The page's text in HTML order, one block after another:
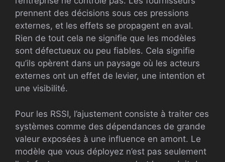
prennent des décisions sous ces pressions
externes, et les effets se propagent en aval.
Rien de tout cela ne signifie que les modèles
sont défectueux ou peu fiables. Cela signifie
qu’ils opèrent dans un paysage où les acteurs
externes ont un effet de levier, une intention et
une visibilité.
Pour les RSSI, l’ajustement consiste à traiter ces
systèmes comme des dépendances de grande
valeur exposées à une influence en amont. Le
modèle que vous déployez n’est pas seulement